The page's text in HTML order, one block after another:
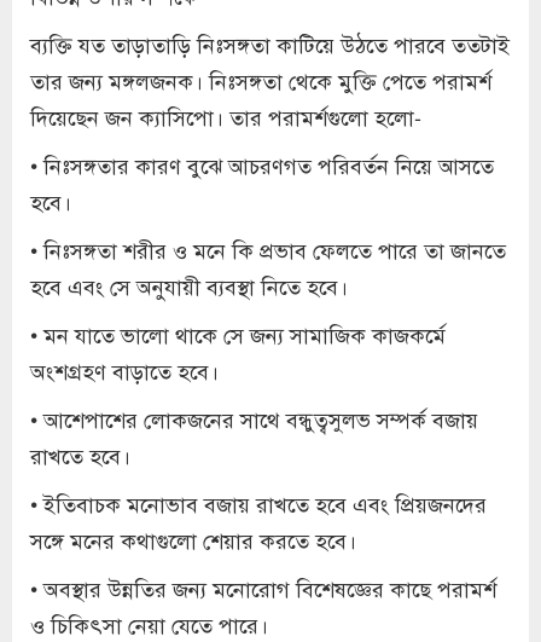
ব্যক্তি যত তাড়াতাড়ি নিঃসঙ্গতা কাটিয়ে উঠতে পারবে ততটাই
তার জন্য মঙ্গলজনক। নিঃসঙ্গতা থেকে মুক্তি পেতে পরামর্শ
দিয়েছেন জন ক্যাসিপো। তার পরামর্শগুলো হলো-
• নিঃসঙ্গতার কারণ বুঝে আচরণগত পরিবর্তন নিয়ে আসতে
হবে।
• নিঃসঙ্গতা শরীর ও মনে কি প্রভাব ফেলতে পারে তা জানতে
হবে এবং সে অনুযায়ী ব্যবস্থা নিতে হবে।
• মন যাতে ভালো থাকে সে জন্য সামাজিক কাজকর্মে
অংশগ্রহণ বাড়াতে হবে।
• আশেপাশের লোকজনের সাথে বন্ধুত্বসুলভ সম্পর্ক বজায়
রাখতে হবে।
• ইতিবাচক মনোভাব বজায় রাখতে হবে এবং প্রিয়জনদের
সঙ্গে মনের কথাগুলো শেয়ার করতে হবে।
• অবস্থার উন্নতির জন্য মনোরোগ বিশেষজ্ঞের কাছে পরামর্শ
ও চিকিৎসা নেয়া যেতে পারে।